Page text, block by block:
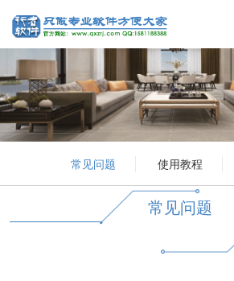
常见问题 使用教程
常见问题